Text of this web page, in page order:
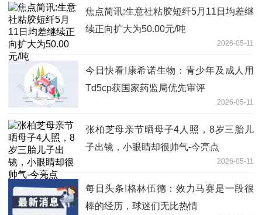
焦点简讯:生意社粘胶短纤5月11日均差继
续正向扩大为50.00元/吨
2026-05-11
今日快看!康希诺生物：青少年及成人用
Td5cp获国家药监局优先审评
2026-05-11
张柏芝母亲节晒母子4人照，8岁三胎儿
子出镜，小眼睛却很帅气-今亮点
2026-05-11
每日头条!格林伍德：效力马赛是一段很
棒的经历，球迷们无比热情